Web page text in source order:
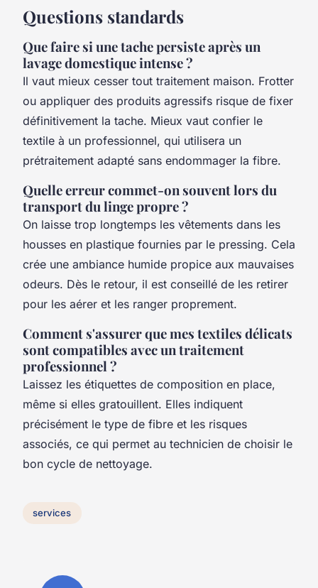
Questions standards
Que faire si une tache persiste après un
lavage domestique intense ?
Il vaut mieux cesser tout traitement maison. Frotter
ou appliquer des produits agressifs risque de fixer
définitivement la tache. Mieux vaut confier le
textile à un professionnel, qui utilisera un
prétraitement adapté sans endommager la fibre.
Quelle erreur commet-on souvent lors du
transport du linge propre ?
On laisse trop longtemps les vêtements dans les
housses en plastique fournies par le pressing. Cela
crée une ambiance humide propice aux mauvaises
odeurs. Dès le retour, il est conseillé de les retirer
pour les aérer et les ranger proprement.
Comment s'assurer que mes textiles délicats
sont compatibles avec un traitement
professionnel ?
Laissez les étiquettes de composition en place,
même si elles gratouillent. Elles indiquent
précisément le type de fibre et les risques
associés, ce qui permet au technicien de choisir le
bon cycle de nettoyage.
services